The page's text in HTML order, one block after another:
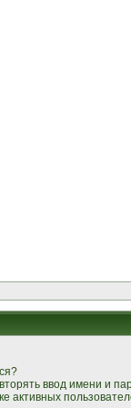
ввод имени и
активных